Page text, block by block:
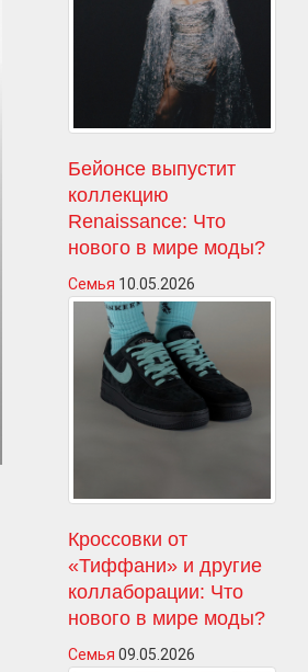
Бейонсе выпустит
коллекцию
Renaissance: Что
нового в мире моды?
Семья 10.05.2026
Кроссовки от
«Тиффани» и другие
коллаборации: Что
нового в мире моды?
Семья 09.05.2026